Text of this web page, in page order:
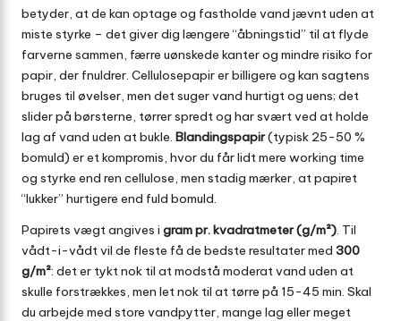
betyder, at de kan optage og fastholde vand jævnt uden at
miste styrke – det giver dig længere “åbningstid” til at flyde
farverne sammen, færre uønskede kanter og mindre risiko for
papir, der fnuldrer. Cellulosepapir er billigere og kan sagtens
bruges til øvelser, men det suger vand hurtigt og uens; det
slider på børsterne, tørrer spredt og har svært ved at holde
lag af vand uden at bukle. Blandingspapir(typisk 25-50 %
bomuld) er et kompromis, hvor du får lidt mere working time
og styrke end ren cellulose, men stadig mærker, at papiret
“lukker” hurtigere end fuld bomuld.
Papirets vægt angives i gram pr. kvadratmeter (g/m²). Til
vådt-i-vådt vil de fleste få de bedste resultater med 300
g/m²: det er tykt nok til at modstå moderat vand uden at
skulle forstrækkes, men let nok til at tørre på 15-45 min. Skal
du arbejde med store vandpytter, mange lag eller meget